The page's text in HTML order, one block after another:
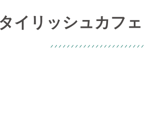
イリッシュカフ